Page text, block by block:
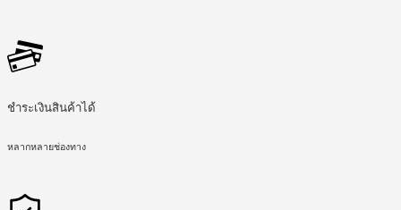
ชำระเงินสินค้าได้
หลากหลายช่องทาง